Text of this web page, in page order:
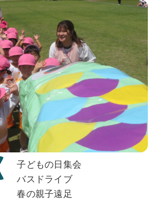
子どもの日集会
バスドライブ
春の親子遠足